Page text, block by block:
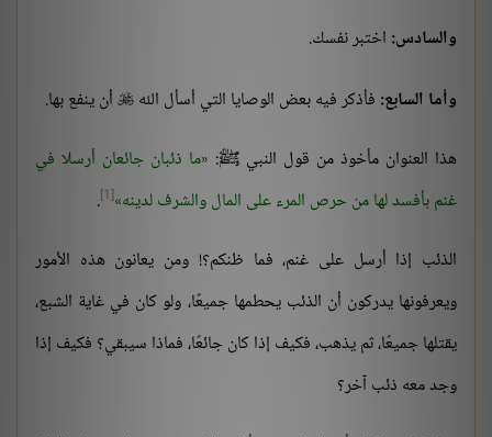
والسادس: اختبر نفسك.
وأما السابع: فأذكر فيه بعض الوصايا التي أسأل الله  أن ينفع بها.
هذا العنوان مأخوذ من قول النبي ﷺ: ما ذئبان جائعان أرسلا في
غنم بأفسد لها من حرص المرء على المال والشرف لدينه [1]
.
الذئب إذا أرسل على غنم، فما ظنكم؟! ومن يعانون هذه الأمور
ويعرفونها يدركون أن الذئب يحطمها جميعًا، ولو كان في غاية الشبع،
يقتلها جميعًا، ثم يذهب، فكيف إذا كان جائعًا، فماذا سيبقي؟ فكيف إذا
وجد معه ذئب آخر؟